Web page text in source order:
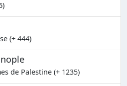
(+ 444)
de Palestine (+ 1235)